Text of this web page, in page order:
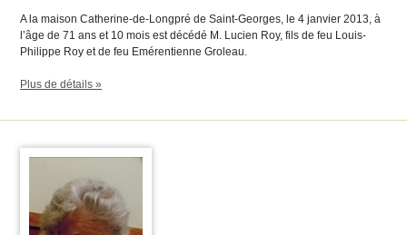
A la maison Catherine-de-Longpré de Saint-Georges, le 4 janvier 2013, à
l’âge de 71 ans et 10 mois est décédé M. Lucien Roy, fils de feu Louis-
Philippe Roy et de feu Emérentienne Groleau.
Plus de détails »